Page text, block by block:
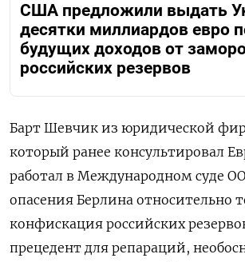
США предложили выдать
десятки миллиардов евро
будущих доходов от
российских резервов
Барт Шевчик из юридической
который ранее консультировал
работал в Международном суде
опасения Берлина относительно
конфискация российских
прецедент для репараций,